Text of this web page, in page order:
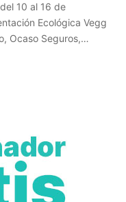
10 al 16 de
Ecológica Vegg
Ocaso Seguros,…